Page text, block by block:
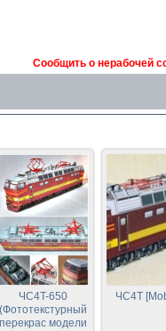
Сообщить о нерабочей
ЧС4T-650
(Фототекстурный
перекрас модели
ЧС4T